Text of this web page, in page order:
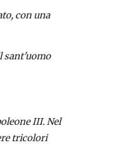
con una
sant'uomo
III. Nel
tricolori